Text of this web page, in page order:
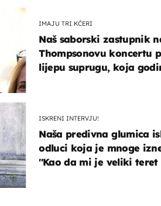
IMAJU TRI KĆERI
Naš saborski zastupnik
Thompsonovu koncertu
lijepu suprugu, koja
ISKRENI INTERVJU!
Naša predivna glumica
odluci koja je mnoge
''Kao da mi je veliki teret